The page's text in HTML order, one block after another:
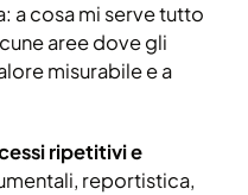
a cosa mi serve tutto
aree dove gli
misurabile e a
ripetitivi e
reportistica,